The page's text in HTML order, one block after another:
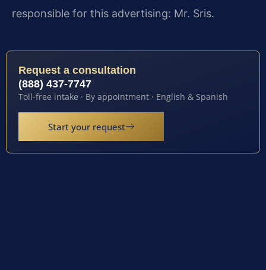
responsible for this advertising: Mr. Sris.
Request a consultation
(888) 437-7747
Toll-free intake · By appointment · English & Spanish
Start your request